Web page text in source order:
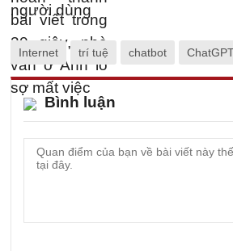
Internet trí tuệ chatbot
Bình luận